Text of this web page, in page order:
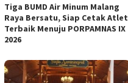
Tiga BUMD Air Minum Malang
Raya Bersatu, Siap Cetak Atlet
Terbaik Menuju PORPAMNAS IX
2026